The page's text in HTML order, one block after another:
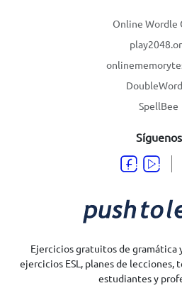
Síguenos
Online Wordle
SpellBee
Ejercicios gratuitos de gramática
ejercicios ESL, planes de lecciones,
estudiantes y